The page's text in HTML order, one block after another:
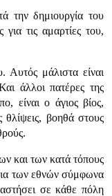
την δημιουργία του
τις αμαρτίες του,
Αυτός μάλιστα είναι
άλλοι πατέρες της
είναι ο άγιος βίος,
θλίψεις, βοηθά στους
και των κατά τόπους
των εθνών σύμφωνα
σε κάθε πόλη